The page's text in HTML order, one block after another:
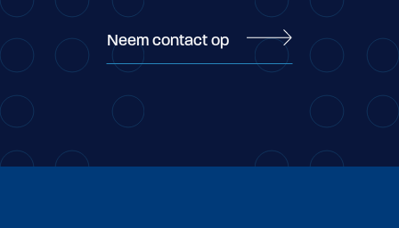
Neem contact op